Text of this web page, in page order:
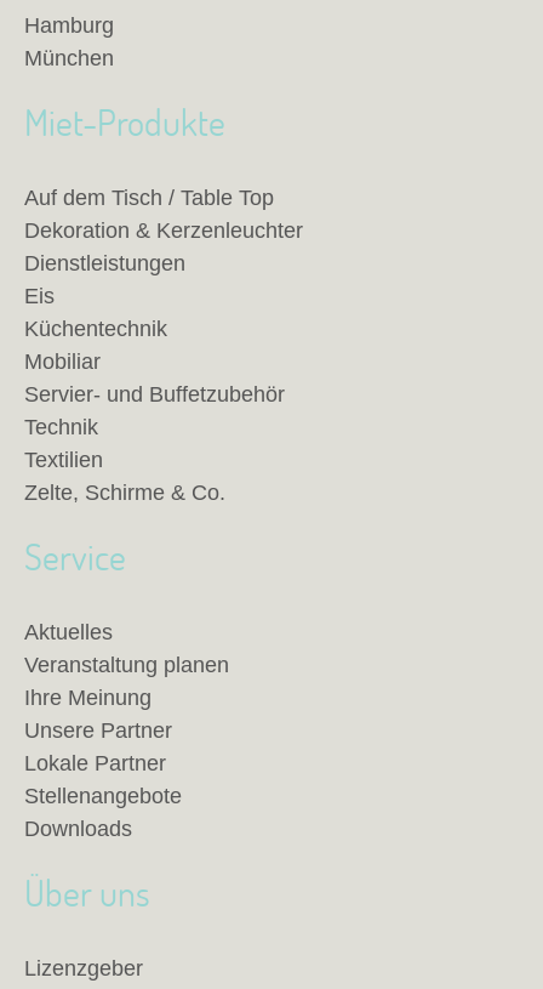
Hamburg
München
Miet-Produkte
Auf dem Tisch / Table Top
Dekoration & Kerzenleuchter
Dienstleistungen
Eis
Küchentechnik
Mobiliar
Servier- und Buffetzubehör
Technik
Textilien
Zelte, Schirme & Co.
Service
Aktuelles
Veranstaltung planen
Ihre Meinung
Unsere Partner
Lokale Partner
Stellenangebote
Downloads
Über uns
Lizenzgeber